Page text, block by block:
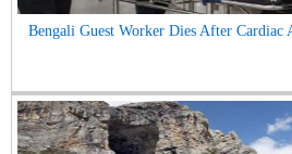
Bengali Guest Worker Dies After Cardiac